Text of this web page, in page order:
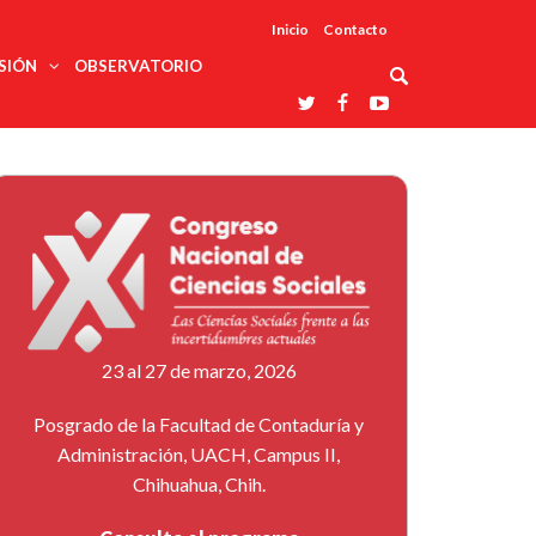
Inicio Contacto
ciencias
profesionales
trabajo
Redes
temáticas
Laboratorios
nacionales
Entidades
afines
Reconoce
La UDUALC
A La
Universidad
De México
En Su 475
Aniversario
OBSERVATORIO
23 al 27 de marzo, 2026
Posgrado de la Facultad de Contaduría y
Administración, UACH, Campus II,
Chihuahua, Chih.